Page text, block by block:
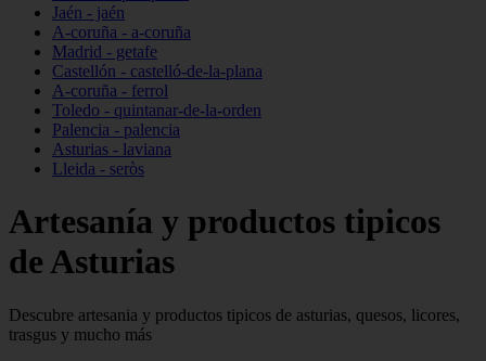
Jaén - jaén
A-coruña - a-coruña
Madrid - getafe
Castellón - castelló-de-la-plana
A-coruña - ferrol
Toledo - quintanar-de-la-orden
Palencia - palencia
Asturias - laviana
Lleida - seròs
Artesanía y productos tipicos
de Asturias
Descubre artesania y productos tipicos de asturias, quesos, licores,
trasgus y mucho más